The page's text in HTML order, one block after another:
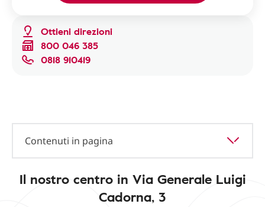
Ottieni direzioni
800 046 385
0818 910419
Contenuti in pagina
Il nostro centro in Via Generale Luigi
Cadorna, 3